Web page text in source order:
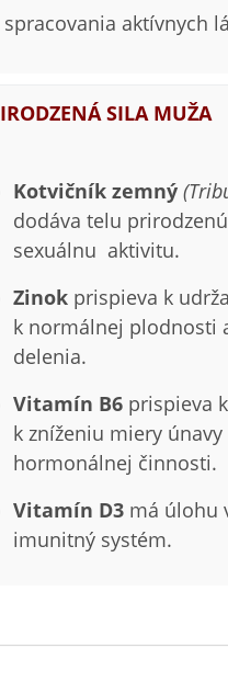
aktívnych
SILA MUŽA
Kotvičník zemný
dodáva telu
sexuálnu aktivitu.
Zinok prispieva k
k normálnej plodnosti
delenia.
Vitamín B6 prispieva
k zníženiu miery
hormonálnej činnosti.
Vitamín D3 má úlohu
imunitný systém.